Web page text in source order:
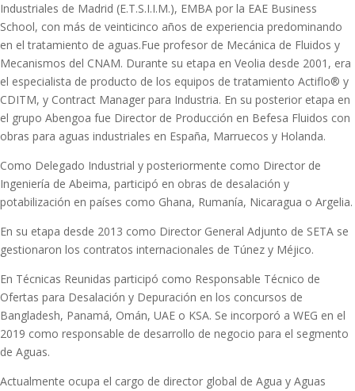
Industriales de Madrid (E.T.S.I.I.M.), EMBA por la EAE Business
School, con más de veinticinco años de experiencia predominando
en el tratamiento de aguas.Fue profesor de Mecánica de Fluidos y
Mecanismos del CNAM. Durante su etapa en Veolia desde 2001, era
el especialista de producto de los equipos de tratamiento Actiflo® y
CDITM, y Contract Manager para Industria. En su posterior etapa en
el grupo Abengoa fue Director de Producción en Befesa Fluidos con
obras para aguas industriales en España, Marruecos y Holanda.
Como Delegado Industrial y posteriormente como Director de
Ingeniería de Abeima, participó en obras de desalación y
potabilización en países como Ghana, Rumanía, Nicaragua o Argelia.
En su etapa desde 2013 como Director General Adjunto de SETA se
gestionaron los contratos internacionales de Túnez y Méjico.
En Técnicas Reunidas participó como Responsable Técnico de
Ofertas para Desalación y Depuración en los concursos de
Bangladesh, Panamá, Omán, UAE o KSA. Se incorporó a WEG en el
2019 como responsable de desarrollo de negocio para el segmento
de Aguas.
Actualmente ocupa el cargo de director global de Agua y Aguas